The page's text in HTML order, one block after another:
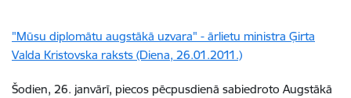
"Mūsu diplomātu augstākā uzvara" - ārlietu ministra Ģirta
Valda Kristovska raksts (Diena, 26.01.2011.)
Šodien, 26. janvārī, piecos pēcpusdienā sabiedroto Augstākā